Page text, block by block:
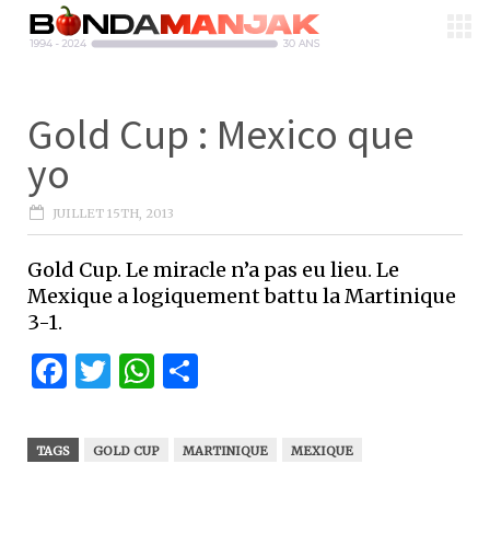
Gold Cup : Mexico que
yo
JUILLET 15TH, 2013
Gold Cup. Le miracle n’a pas eu lieu. Le
Mexique a logiquement battu la Martinique
3-1.
Facebook
Twitter
WhatsApp
TAGS GOLD CUP MARTINIQUE MEXIQUE